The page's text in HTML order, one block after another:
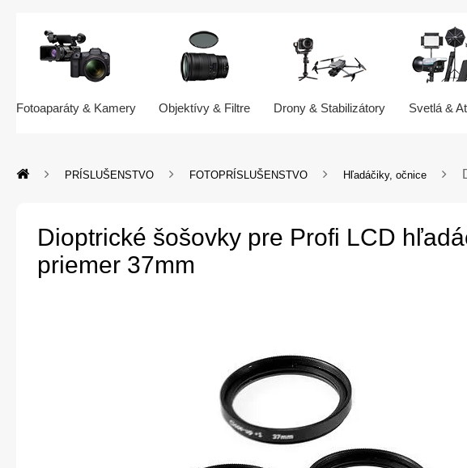
Fotoaparáty & Kamery Objektívy & Filtre Drony & Stabilizátory Svetlá &
PRÍSLUŠENSTVO FOTOPRÍSLUŠENSTVO Hľadáčiky, očnice
Dioptrické šošovky pre Profi LCD
priemer 37mm